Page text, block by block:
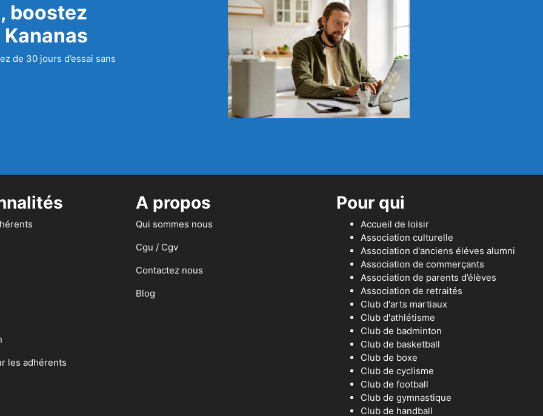
boostez
de 30 jours d’essai sans
les adhérents
A propos
Qui sommes nous
Cgu / Cgv
Contactez nous
Blog
Pour qui
Accueil de loisir
Association culturelle
Association d'anciens éléves alumni
Association de commerçants
Association de parents d’élèves
Association de retraités
Club d'arts martiaux
Club d'athlétisme
Club de badminton
Club de basketball
Club de boxe
Club de cyclisme
Club de football
Club de gymnastique
Club de handball